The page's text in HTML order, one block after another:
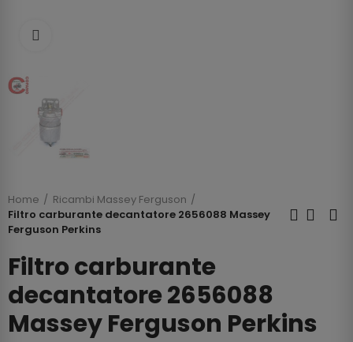
Home
Ricambi Massey Ferguson
Filtro carburante decantatore 2656088 Massey
Ferguson Perkins
Filtro carburante
decantatore 2656088
Massey Ferguson Perkins